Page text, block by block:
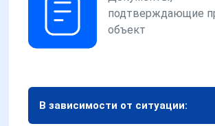
подтверждающие
объект
В зависимости от ситуации: